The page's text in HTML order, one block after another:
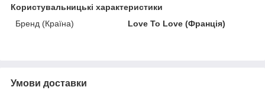
Користувальницькі характеристики
Бренд (Країна)
Love To Love (Франція)
Умови доставки